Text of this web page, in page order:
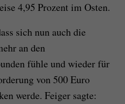
4,95 Prozent im Osten.
sich nun auch die
an den
fühle und wieder für
von 500 Euro
werde. Feiger sagte: